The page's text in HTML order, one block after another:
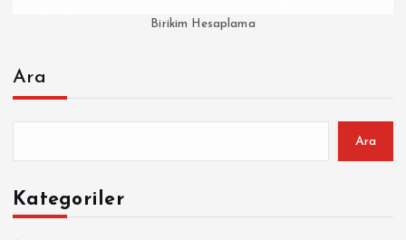
Birikim Hesaplama
Ara
Ara
Kategoriler